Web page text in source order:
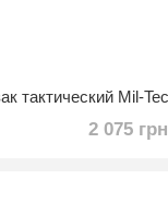
2 075 грн